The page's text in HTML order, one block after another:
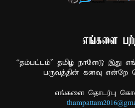
எங்களை
“தம்பட்டம்” தமிழ் நாளேடு இது
பருவத்தின் கனவு
எங்களை தொடர்பு